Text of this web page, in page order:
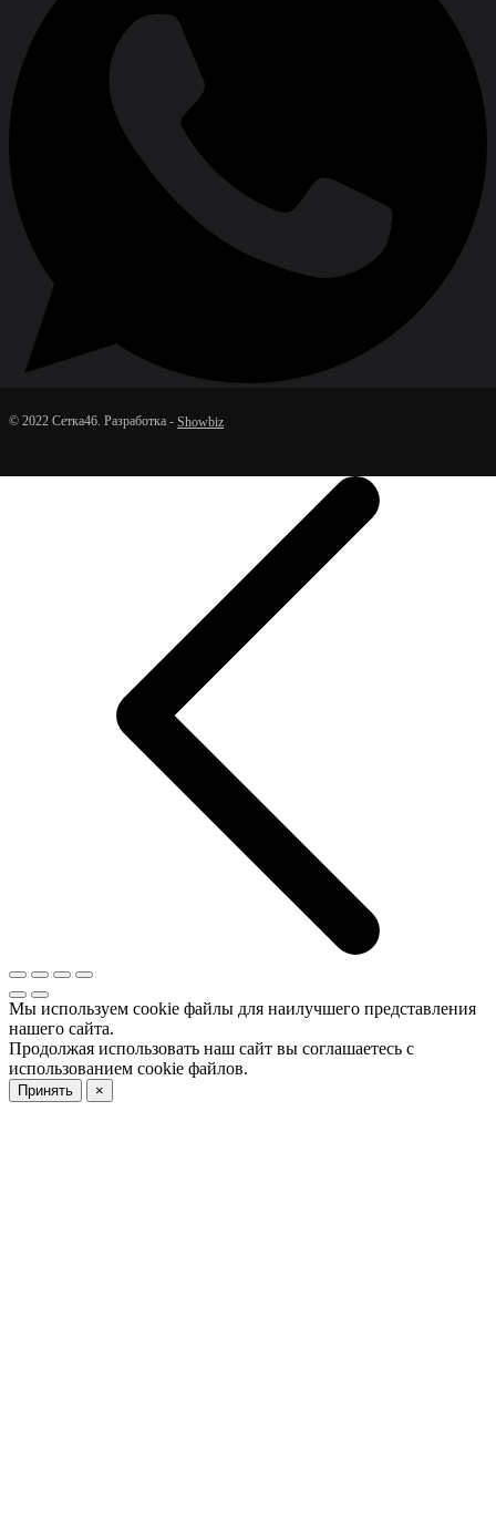
© 2022 Сетка46. Разработка - Showbiz
Мы используем cookie файлы для наилучшего представления
нашего сайта.
Продолжая использовать наш сайт вы соглашаетесь с
использованием cookie файлов.
Принять ×